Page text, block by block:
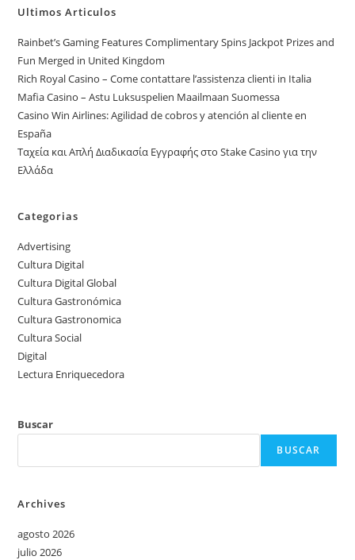
Ultimos Articulos
Rainbet’s Gaming Features Complimentary Spins Jackpot Prizes and
Fun Merged in United Kingdom
Rich Royal Casino – Come contattare l’assistenza clienti in Italia
Mafia Casino – Astu Luksuspelien Maailmaan Suomessa
Casino Win Airlines: Agilidad de cobros y atención al cliente en
España
Ταχεία και Απλή Διαδικασία Εγγραφής στο Stake Casino για την
Ελλάδα
Categorias
Advertising
Cultura Digital
Cultura Digital Global
Cultura Gastronómica
Cultura Gastronomica
Cultura Social
Digital
Lectura Enriquecedora
Buscar
BUSCAR
Archives
agosto 2026
julio 2026